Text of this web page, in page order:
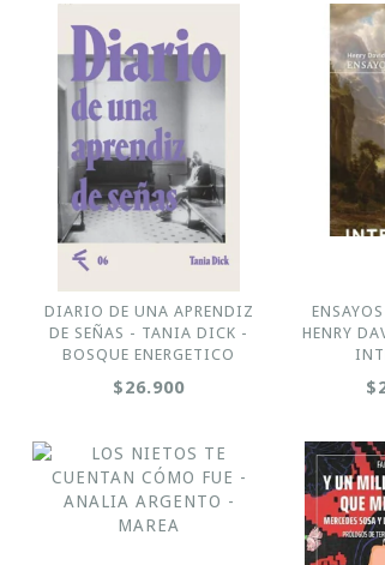
DIARIO DE UNA APRENDIZ
DE SEÑAS - TANIA DICK -
BOSQUE ENERGETICO
$26.900
HENRY